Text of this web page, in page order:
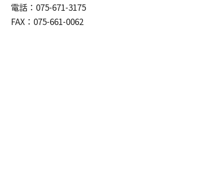
電話：075-671-3175
FAX：075-661-0062